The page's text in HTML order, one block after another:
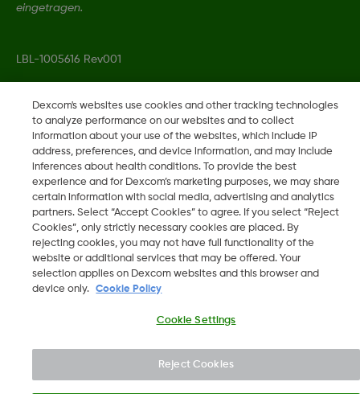
eingetragen.
LBL-1005616 Rev001
2026 Dexcom, Inc. Alle Rechte vorbehalten.
Region ändern
Dexcom's websites use cookies and other tracking technologies
to analyze performance on our websites and to collect
information about your use of the websites, which include IP
address, preferences, and device information, and may include
inferences about health conditions. To provide the best
experience and for Dexcom’s marketing purposes, we may share
certain information with social media, advertising and analytics
partners. Select “Accept Cookies” to agree. If you select “Reject
Cookies”, only strictly necessary cookies are placed. By
rejecting cookies, you may not have full functionality of the
website or additional services that may be offered. Your
selection applies on Dexcom websites and this browser and
device only.
Cookie Policy
Cookie Settings
Reject Cookies